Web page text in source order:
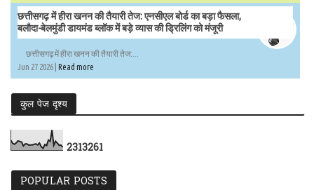
छत्तीसगढ़ में हीरा खनन की तैयारी तेज: एनसीएल बोर्ड का बड़ा फैसला,
बलौदा-बेलमुंडी डायमंड ब्लॉक में बड़े व्यास की ड्रिलिंग को मंजूरी
छत्तीसगढ़ में हीरा खनन की तैयारी तेज:...
Jun 27 2026 | Read more
कुल पेज दृश्य
2313261
POPULAR POSTS